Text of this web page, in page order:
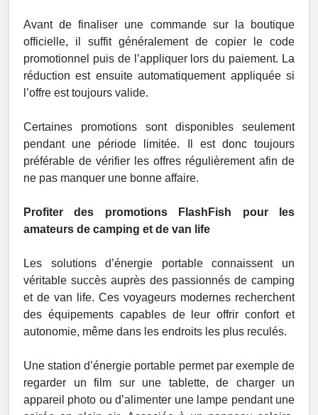
Avant de finaliser une commande sur la boutique
officielle, il suffit généralement de copier le code
promotionnel puis de l’appliquer lors du paiement. La
réduction est ensuite automatiquement appliquée si
l’offre est toujours valide.
Certaines promotions sont disponibles seulement
pendant une période limitée. Il est donc toujours
préférable de vérifier les offres régulièrement afin de
ne pas manquer une bonne affaire.
Profiter des promotions FlashFish pour les
amateurs de camping et de van life
Les solutions d’énergie portable connaissent un
véritable succès auprès des passionnés de camping
et de van life. Ces voyageurs modernes recherchent
des équipements capables de leur offrir confort et
autonomie, même dans les endroits les plus reculés.
Une station d’énergie portable permet par exemple de
regarder un film sur une tablette, de charger un
appareil photo ou d’alimenter une lampe pendant une